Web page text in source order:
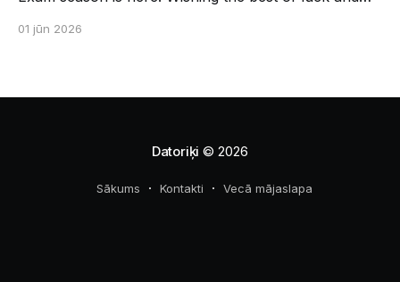
pašpārvaldes komunikācijas virziens
01 jūn 2026
Datoriķi © 2026
Sākums Kontakti Vecā mājaslapa